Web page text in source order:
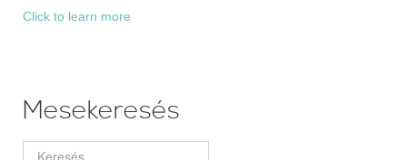
Click to learn more
Mesekeresés